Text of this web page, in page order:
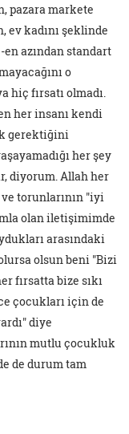
pazara markete
ev kadını şeklinde
en azından standart
o
hiç fırsatı olmadı.
her insanı kendi
gerektiğini
her şey
diyorum. Allah her
torunlarının "iyi
olan iletişimimde
arasındaki
olsun beni "Bizi
fırsatta bize sıkı
çocukları için de
diye
mutlu çocukluk
de durum tam